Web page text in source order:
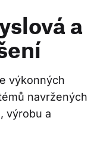
a
výkonných
navržených
výrobu a